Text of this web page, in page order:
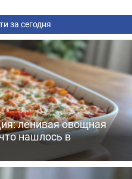
за сегодня
ленивая овощная
нашлось в